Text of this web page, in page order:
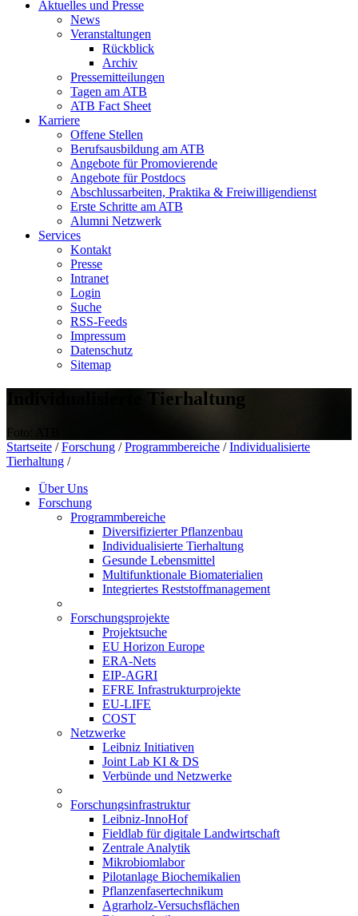
Aktuelles und Presse
News
Veranstaltungen
Rückblick
Archiv
Pressemitteilungen
Tagen am ATB
ATB Fact Sheet
Karriere
Offene Stellen
Berufsausbildung am ATB
Angebote für Promovierende
Angebote für Postdocs
Abschlussarbeiten, Praktika & Freiwilligendienst
Erste Schritte am ATB
Alumni Netzwerk
Services
Kontakt
Presse
Intranet
Login
Suche
RSS-Feeds
Impressum
Datenschutz
Sitemap
Individualisierte Tierhaltung
Foto: ATB
Startseite / Forschung / Programmbereiche / Individualisierte
Tierhaltung /
Über Uns
Forschung
Programmbereiche
Diversifizierter Pflanzenbau
Individualisierte Tierhaltung
Gesunde Lebensmittel
Multifunktionale Biomaterialien
Integriertes Reststoffmanagement
Forschungsprojekte
Projektsuche
EU Horizon Europe
ERA-Nets
EIP-AGRI
EFRE Infrastrukturprojekte
EU-LIFE
COST
Netzwerke
Leibniz Initiativen
Joint Lab KI & DS
Verbünde und Netzwerke
Forschungsinfrastruktur
Leibniz-InnoHof
Fieldlab für digitale Landwirtschaft
Zentrale Analytik
Mikrobiomlabor
Pilotanlage Biochemikalien
Pflanzenfasertechnikum
Agrarholz-Versuchsflächen